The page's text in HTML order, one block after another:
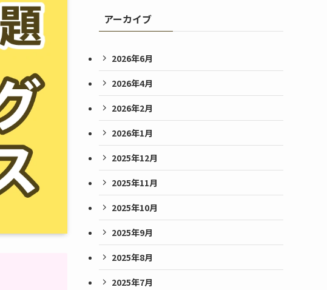
アーカイブ
2026年6月
2026年4月
2026年2月
2026年1月
2025年12月
2025年11月
2025年10月
2025年9月
2025年8月
2025年7月